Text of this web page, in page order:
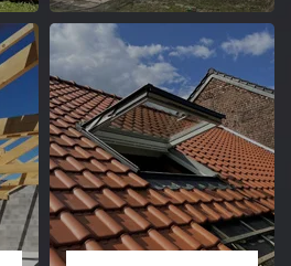
Démoussage de
toiture 51